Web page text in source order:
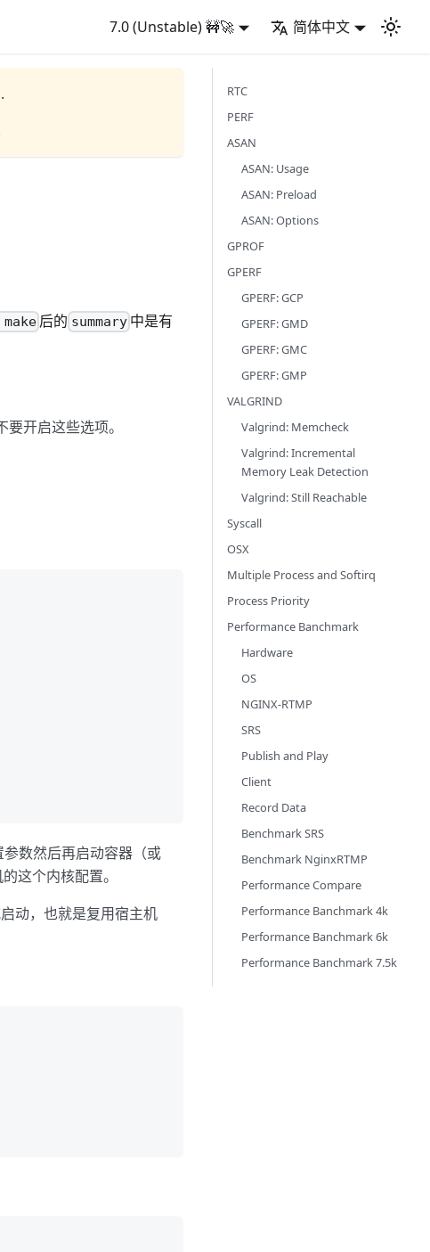
7.0 (Unstable) 🚧🚀 简体中文
后的 summary中是有
开启这些选项。
数然后再启动容器（或
这个内核配置。
动，也就是复用宿主机
RTC
PERF
ASAN
ASAN: Usage
ASAN: Preload
ASAN: Options
GPROF
GPERF
GPERF: GCP
GPERF: GMD
GPERF: GMC
GPERF: GMP
VALGRIND
Valgrind: Memcheck
Valgrind: Incremental
Memory Leak Detection
Valgrind: Still Reachable
Syscall
OSX
Multiple Process and Softirq
Process Priority
Performance Banchmark
Hardware
OS
NGINX-RTMP
SRS
Publish and Play
Client
Record Data
Benchmark SRS
Benchmark NginxRTMP
Performance Compare
Performance Banchmark 4k
Performance Banchmark 6k
Performance Banchmark 7.5k